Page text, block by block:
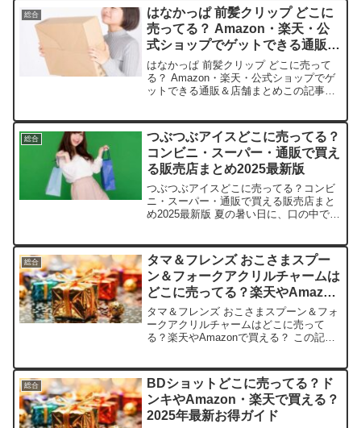
総合
はなかっぱ 前髪クリップ どこに
売ってる？ Amazon・楽天・公
式ショップでゲットできる通販＆
店舗まとめ
はなかっぱ 前髪クリップ どこに売って
る？ Amazon・楽天・公式ショップでゲ
ットできる通販＆店舗まとめこの記事で
サクッと紹介します。可愛いキャラグッ
ズに心奪われち...
総合
つぶつぶアイスどこに売ってる？
コンビニ・スーパー・通販で買え
る販売店まとめ2025最新版
つぶつぶアイスどこに売ってる？コンビ
ニ・スーパー・通販で買える販売店まと
め2025最新版 夏の暑い日に、口の中でサ
は、つぶつぶアイス（ディッピンドッ
ツ）の取扱店や平均...
総合
タマ＆フレンズ おこさまスプー
ン＆フォークアクリルチャームは
どこに売ってる？楽天やAmazon
で買える？
タマ＆フレンズ おこさまスプーン＆フォ
ークアクリルチャームはどこに売って
る？楽天やAmazonで買える？ この記事
る取扱店や、平均的な値段、安く買える
場所などを手短に...
総合
BDショットどこに売ってる？ド
ンキやAmazon・楽天で買える？
2025年最新お得ガイド